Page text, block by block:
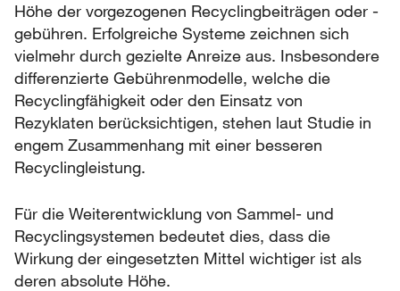
Höhe der vorgezogenen Recyclingbeiträgen oder -
gebühren. Erfolgreiche Systeme zeichnen sich
vielmehr durch gezielte Anreize aus. Insbesondere
differenzierte Gebührenmodelle, welche die
Recyclingfähigkeit oder den Einsatz von
Rezyklaten berücksichtigen, stehen laut Studie in
engem Zusammenhang mit einer besseren
Recyclingleistung.
Für die Weiterentwicklung von Sammel- und
Recyclingsystemen bedeutet dies, dass die
Wirkung der eingesetzten Mittel wichtiger ist als
deren absolute Höhe.